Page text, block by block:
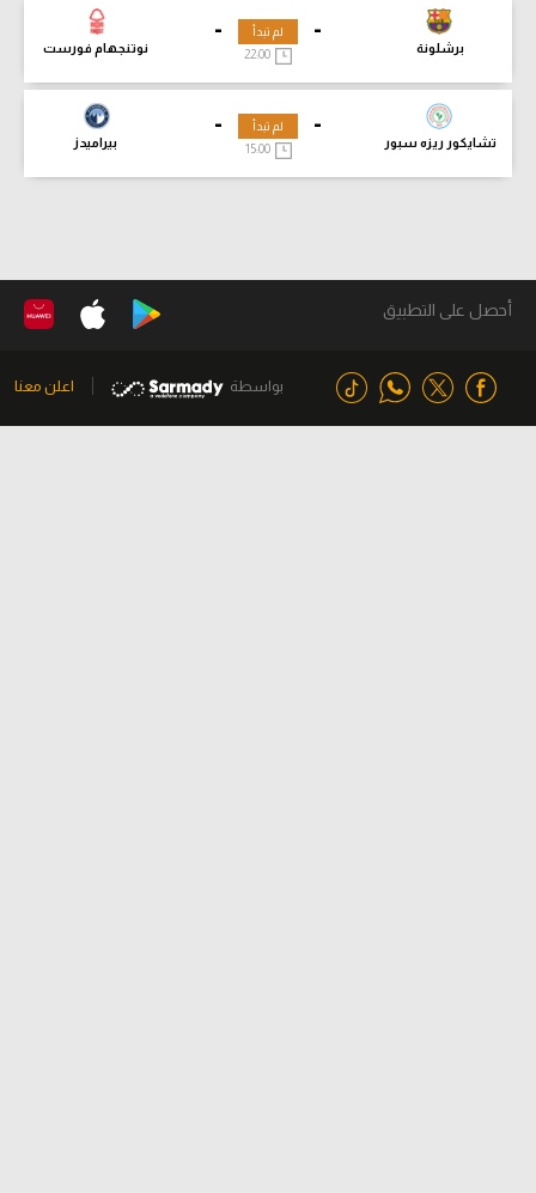
-
برشلونة
-
نوتنجهام فورست
لم تبدأ
-
تشايكور ريزه سبور
-
بيراميدز
لم تبدأ
15:00
أحصل على التطبيق
بواسطة اعلن معنا